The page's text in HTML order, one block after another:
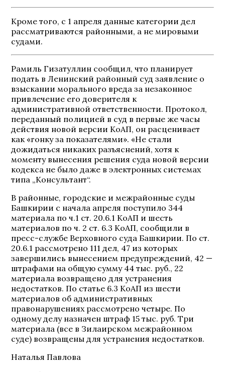
Кроме того, с 1 апреля данные категории дел
рассматриваются районными, а не мировыми
судами.
Рамиль Гизатуллин сообщил, что планирует
подать в Ленинский районный суд заявление о
взыскании морального вреда за незаконное
привлечение его доверителя к
административной ответственности. Протокол,
переданный полицией в суд в первые же часы
действия новой версии КоАП, он расценивает
как «гонку за показателями». «Не стали
дожидаться никаких разъяснений, хотя к
моменту вынесения решения суда новой версии
кодекса не было даже в электронных системах
типа „Консультант“.
В районные, городские и межрайонные суды
Башкирии с начала апреля поступило 344
материала по ч.1 ст. 20.6.1 КоАП и шесть
материалов по ч. 2 ст. 6.3 КоАП, сообщили в
пресс-службе Верховного суда Башкирии. По ст.
20.6.1 рассмотрено 111 дел, 47 из которых
завершились вынесением предупреждений, 42 —
штрафами на общую сумму 44 тыс. руб., 22
материала возвращено для устранения
недостатков. По статье 6.3 КоАП из шести
материалов об административных
правонарушениях рассмотрено четыре. По
одному делу назначен штраф 15 тыс. руб. Три
материала (все в Зилаирском межрайонном
суде) возвращены для устранения недостатков.
Наталья Павлова